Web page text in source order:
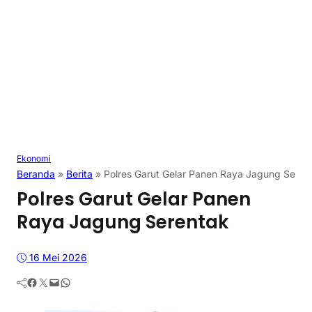
Ekonomi
Beranda » Berita » Polres Garut Gelar Panen Raya Jagung
Polres Garut Gelar Panen
Raya Jagung Serentak
16 Mei 2026
Facebook Twitter Mail WhatsApp